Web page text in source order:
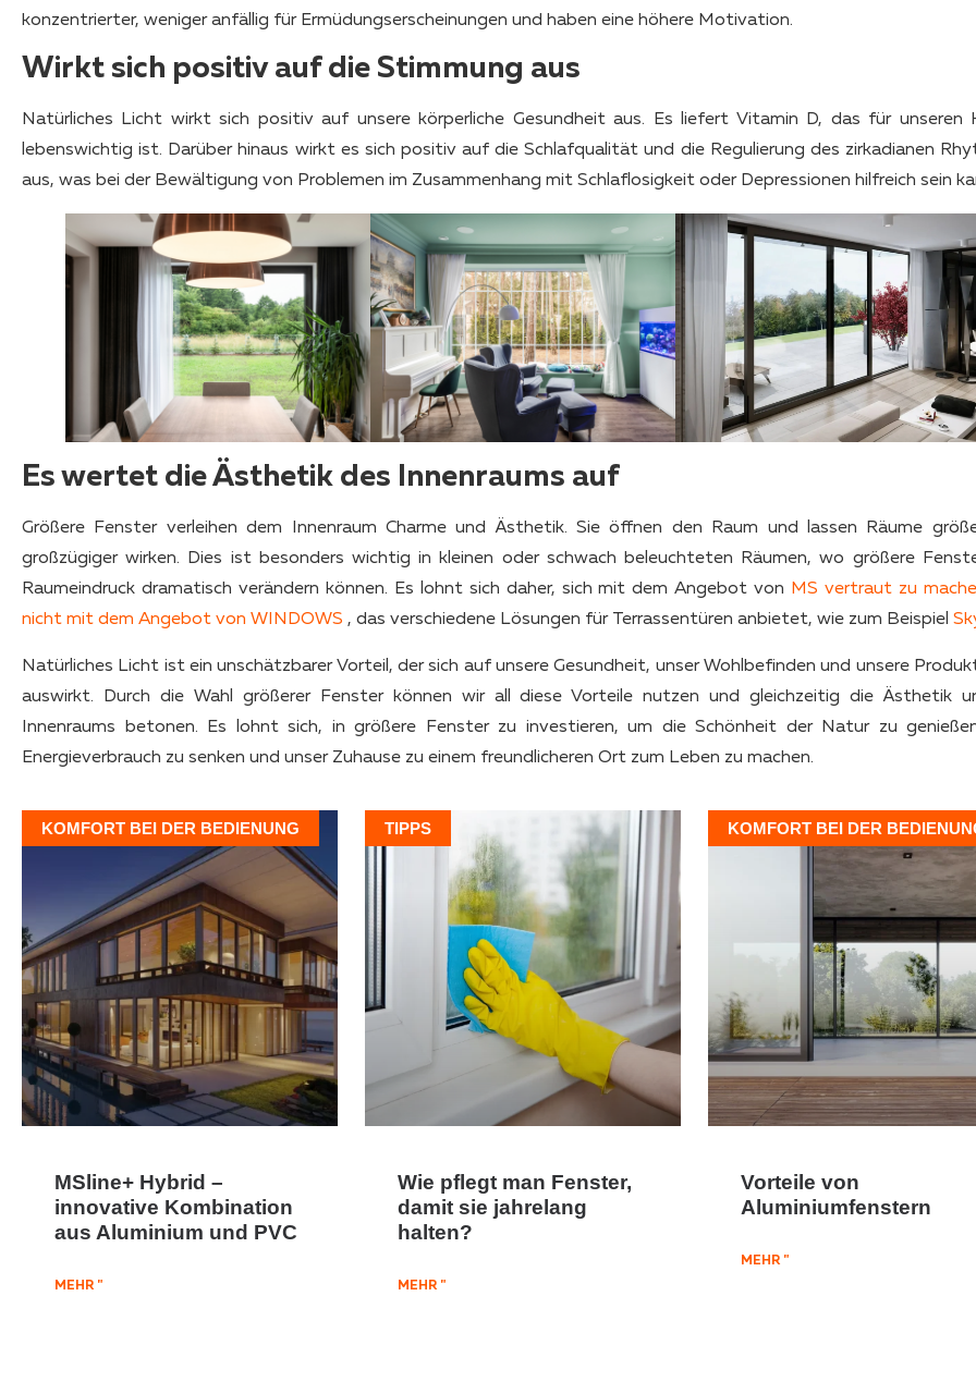
konzentrierter, weniger anfällig für Ermüdungserscheinungen und haben eine höhere Motivation.
Wirkt sich positiv auf die Stimmung aus
Natürliches Licht wirkt sich positiv auf unsere körperliche Gesundheit aus. Es liefert Vitamin D, das für unseren
lebenswichtig ist. Darüber hinaus wirkt es sich positiv auf die Schlafqualität und die Regulierung des zirkadianen
aus, was bei der Bewältigung von Problemen im Zusammenhang mit Schlaflosigkeit oder Depressionen hilfreich sein
Es wertet die Ästhetik des Innenraums auf
Größere Fenster verleihen dem Innenraum Charme und Ästhetik. Sie öffnen den Raum und lassen Räume
großzügiger wirken. Dies ist besonders wichtig in kleinen oder schwach beleuchteten Räumen, wo größere
Raumeindruck dramatisch verändern können. Es lohnt sich daher, sich mit dem Angebot von
MS vertraut zu
nicht mit dem Angebot von WINDOWS , das verschiedene Lösungen für Terrassentüren anbietet, wie zum Beispiel
Natürliches Licht ist ein unschätzbarer Vorteil, der sich auf unsere Gesundheit, unser Wohlbefinden und unsere
auswirkt. Durch die Wahl größerer Fenster können wir all diese Vorteile nutzen und gleichzeitig die Ästhetik
Innenraums betonen. Es lohnt sich, in größere Fenster zu investieren, um die Schönheit der Natur zu
Energieverbrauch zu senken und unser Zuhause zu einem freundlicheren Ort zum Leben zu machen.
KOMFORT BEI DER BEDIENUNG
MSline+ Hybrid –
innovative Kombination
aus Aluminium und PVC
MEHR "
TIPPS
Wie pflegt man Fenster,
damit sie jahrelang
halten?
MEHR "
KOMFORT BEI DER
Vorteile von
Aluminiumfenstern
MEHR "